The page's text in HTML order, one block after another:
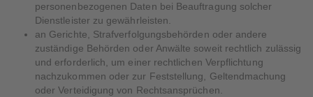
personenbezogenen Daten bei Beauftragung solcher
Dienstleister zu gewährleisten.
an Gerichte, Strafverfolgungsbehörden oder andere
zuständige Behörden oder Anwälte soweit rechtlich zulässig
und erforderlich, um einer rechtlichen Verpflichtung
nachzukommen oder zur Feststellung, Geltendmachung
oder Verteidigung von Rechtsansprüchen.